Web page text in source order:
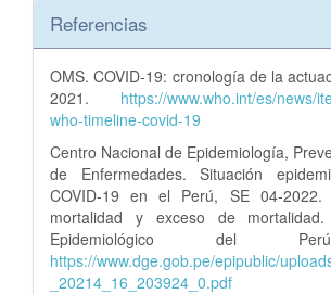
Referencias
OMS. COVID-19: cronología de la
2021. https://www.who.int/es/news/
who-timeline-covid-19
Centro Nacional de Epidemiología,
de Enfermedades. Situación
COVID-19 en el Perú, SE 04-
mortalidad y exceso de
Epidemiológico del
https://www.dge.gob.pe/epipublic/
_20214_16_203924_0.pdf